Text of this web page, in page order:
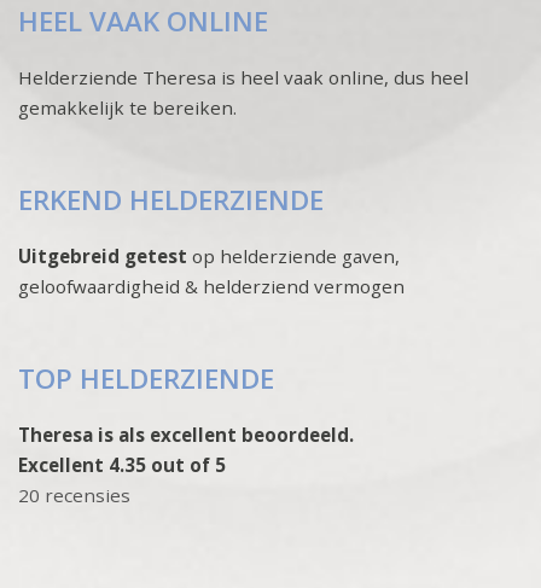
HEEL VAAK ONLINE
Helderziende Theresa is heel vaak online, dus heel
gemakkelijk te bereiken.
ERKEND HELDERZIENDE
Uitgebreid getest op helderziende gaven,
geloofwaardigheid & helderziend vermogen
TOP HELDERZIENDE
Theresa is als excellent beoordeeld.
Excellent 4.35 out of 5
20 recensies